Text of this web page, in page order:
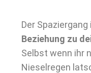
Der
Beziehung zu
Selbst wenn ihr
Nieselregen